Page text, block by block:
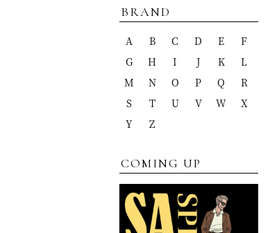
BRAND
A B C D E
F
G
H I J K
L
M
N O P Q
R
S
T U V W
X
Y
Z
COMING UP